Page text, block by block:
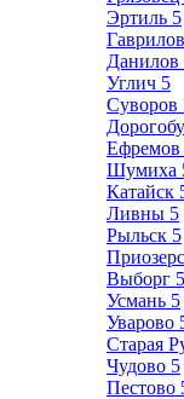
Эртиль 5
Данилов
Углич 5
Суворов
Ефремов
Шумиха
Катайск
Ливны 5
Рыльск 5
Выборг 5
Усмань 5
Уварово
Старая
Чудово 5
Пестово